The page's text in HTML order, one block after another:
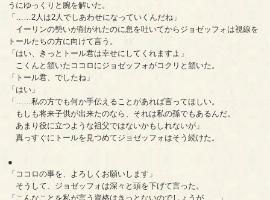
うにゆっくりと腕を解いた。
「……2人は2人でしあわせになっていくんだね」
イーリンの勢いが削がれたのに息を吐いてからジョゼッフォは視線を
トールたちの方に向けて言う。
「はい、きっとトール君は幸せにしてくれますよ」
こくんと頷いたココロにジョゼッフォがコクリと頷いた。
「トール君、でしたね」
「はい」
「……私の方でも何か手伝えることがあれば言ってほしい。
もしも将来子供が出来たのなら、それは私の孫でもあるんだ。
あまり役に立つような祖父ではないかもしれないが」
真っすぐにトールを見つめてジョゼッフォはそう続けた。
●
「ココロの事を、よろしくお願いします」
そうして、ジョゼッフォは深々と頭を下げて言った。
「こんなことを私が言う資格はきっとないのでしょうが……」